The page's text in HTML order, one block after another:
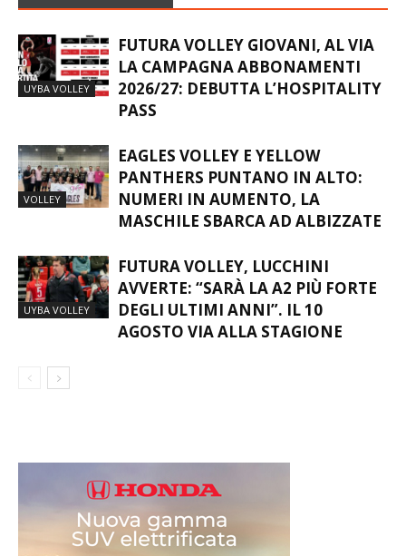
UYBA VOLLEY
FUTURA VOLLEY GIOVANI, AL VIA
LA CAMPAGNA ABBONAMENTI
2026/27: DEBUTTA L’HOSPITALITY
PASS
VOLLEY
EAGLES VOLLEY E YELLOW
PANTHERS PUNTANO IN ALTO:
NUMERI IN AUMENTO, LA
MASCHILE SBARCA AD ALBIZZATE
UYBA VOLLEY
FUTURA VOLLEY, LUCCHINI
AVVERTE: “SARÀ LA A2 PIÙ FORTE
DEGLI ULTIMI ANNI”. IL 10
AGOSTO VIA ALLA STAGIONE